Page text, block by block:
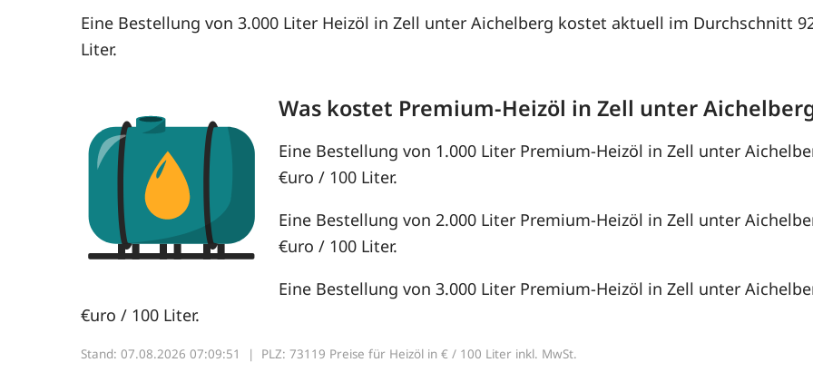
Eine Bestellung von 3.000 Liter Heizöl in Zell unter Aichelberg kostet aktuell im Durchschnitt
Liter.
Was kostet Premium-Heizöl in Zell unter
Eine Bestellung von 1.000 Liter Premium-Heizöl in Zell unter
€uro / 100 Liter.
Eine Bestellung von 2.000 Liter Premium-Heizöl in Zell unter
€uro / 100 Liter.
Eine Bestellung von 3.000 Liter Premium-Heizöl in Zell unter
€uro / 100 Liter.
Stand: 07.08.2026 07:09:51 | PLZ: 73119 Preise für Heizöl in € / 100 Liter inkl. MwSt.